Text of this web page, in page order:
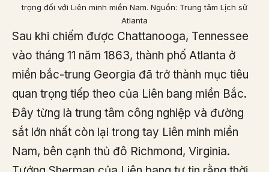
trọng đối với Liên minh miền Nam. Nguồn: Trung tâm Lịch sử
Atlanta
Sau khi chiếm được Chattanooga, Tennessee
vào tháng 11 năm 1863, thành phố Atlanta ở
miền bắc-trung Georgia đã trở thành mục tiêu
quan trọng tiếp theo của Liên bang miền Bắc.
Đây từng là trung tâm công nghiệp và đường
sắt lớn nhất còn lại trong tay Liên minh miền
Nam, bên cạnh thủ đô Richmond, Virginia.